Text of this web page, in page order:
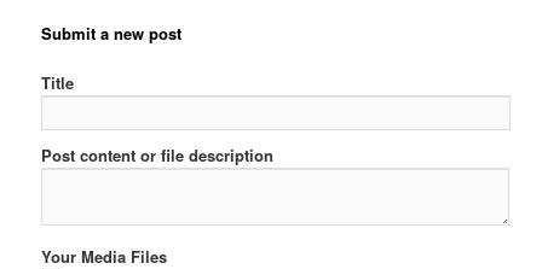
Submit a new post
Title
Post content or file description
Your Media Files